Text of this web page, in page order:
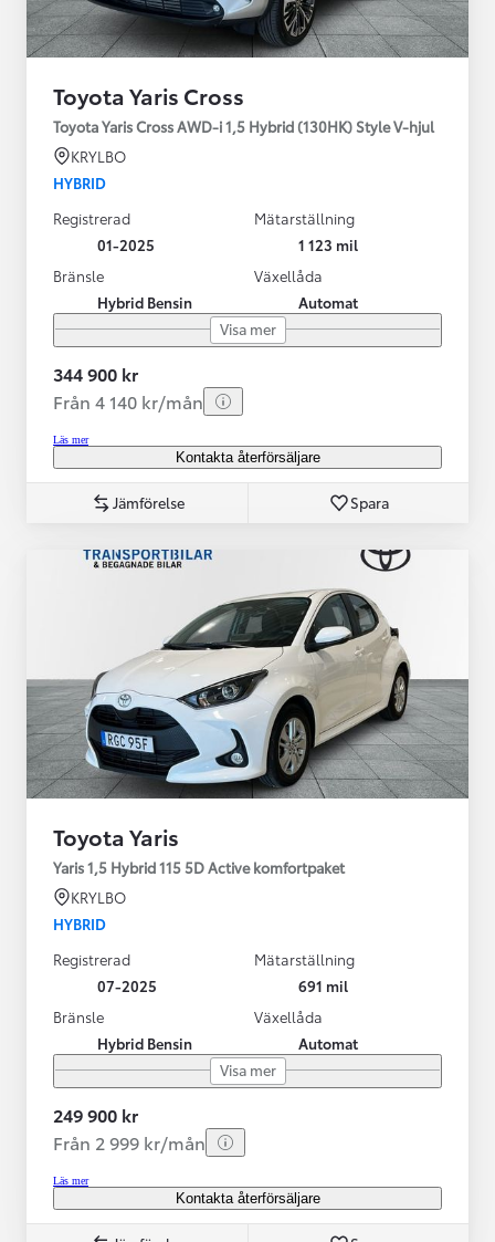
Toyota Yaris Cross
Toyota Yaris Cross AWD-i 1,5 Hybrid (130HK) Style V-hjul
KRYLBO
HYBRID
Registrerad
01-2025
Mätarställning
1 123 mil
Bränsle
Hybrid Bensin
Växellåda
Automat
Visa mer
344 900 kr
Från 4 140 kr/mån
Läs mer
Kontakta återförsäljare
Jämförelse Spara
Toyota Yaris
Yaris 1,5 Hybrid 115 5D Active komfortpaket
KRYLBO
HYBRID
Registrerad
07-2025
Mätarställning
691 mil
Bränsle
Hybrid Bensin
Växellåda
Automat
Visa mer
249 900 kr
Från 2 999 kr/mån
Läs mer
Kontakta återförsäljare